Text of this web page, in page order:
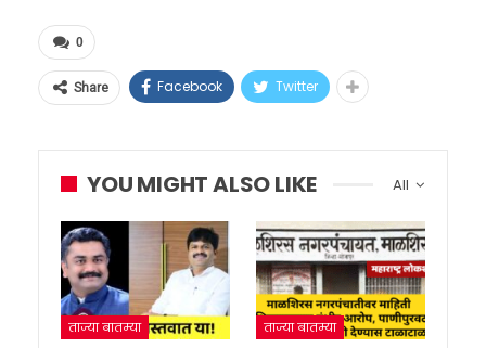
0
Share Facebook Twitter
All
YOU MIGHT ALSO LIKE
ताज्या बातम्या ताज्या बातम्या